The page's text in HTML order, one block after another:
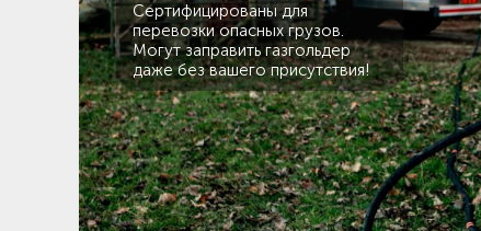
Сертифицированы для
перевозки опасных грузов.
Могут заправить газгольдер
даже без вашего присутствия!